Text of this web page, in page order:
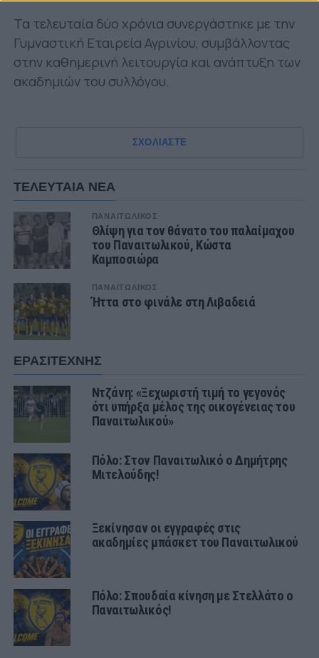
Τα τελευταία δύο χρόνια συνεργάστηκε με την
Γυμναστική Εταιρεία Αγρινίου, συμβάλλοντας
στην καθημερινή λειτουργία και ανάπτυξη των
ακαδημιών του συλλόγου.
ΣΧΟΛΙΑΣΤΕ
ΤΕΛΕΥΤΑΙΑ ΝΕΑ
ΠΑΝΑΙΤΩΛΙΚΟΣ
Θλίψη για τον θάνατο του παλαίμαχου
του Παναιτωλικού, Κώστα
Καμποσιώρα
ΠΑΝΑΙΤΩΛΙΚΟΣ
Ήττα στο φινάλε στη Λιβαδειά
ΕΡΑΣΙΤΕΧΝΗΣ
Ντζάνη: «Ξεχωριστή τιμή το γεγονός
ότι υπήρξα μέλος της οικογένειας του
Παναιτωλικού»
Πόλο: Στον Παναιτωλικό ο Δημήτρης
Μιτελούδης!
Ξεκίνησαν οι εγγραφές στις
ακαδημίες μπάσκετ του Παναιτωλικού
Πόλο: Σπουδαία κίνηση με Στελλάτο ο
Παναιτωλικός!